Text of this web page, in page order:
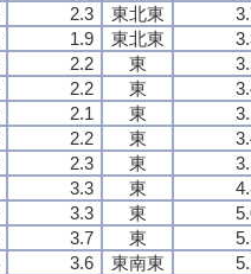
2.3 東北東
1.9 東北東
2.2 東
2.2 東
2.1 東
2.2 東
2.3 東
3.3 東
3.3 東
3.7 東
3.6 東南東